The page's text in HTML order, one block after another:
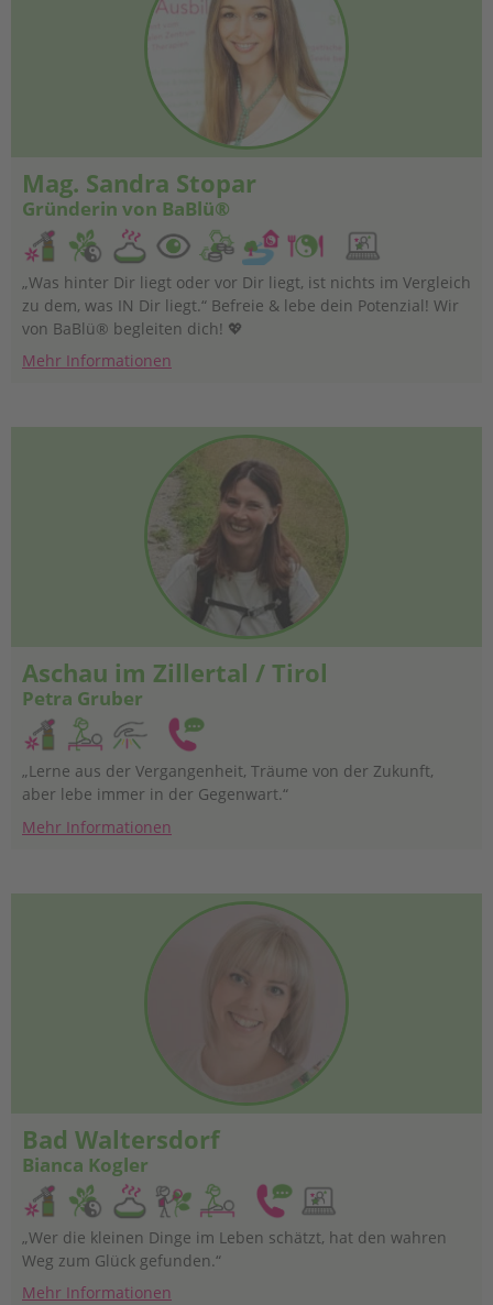
Mag. Sandra Stopar
Gründerin von BaBlü®
„Was hinter Dir liegt oder vor Dir liegt, ist nichts im Vergleich
zu dem, was IN Dir liegt.“ Befreie & lebe dein Potenzial! Wir
von BaBlü® begleiten dich! 💖
Mehr Informationen
Aschau im Zillertal / Tirol
Petra Gruber
„Lerne aus der Vergangenheit, Träume von der Zukunft,
aber lebe immer in der Gegenwart.“
Mehr Informationen
Bad Waltersdorf
Bianca Kogler
„Wer die kleinen Dinge im Leben schätzt, hat den wahren
Weg zum Glück gefunden.“
Mehr Informationen